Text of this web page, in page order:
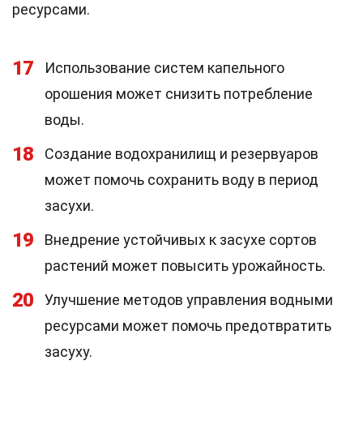
ресурсами.
17
Использование систем капельного
орошения может снизить потребление
воды.
18
Создание водохранилищ и резервуаров
может помочь сохранить воду в период
засухи.
19
Внедрение устойчивых к засухе сортов
растений может повысить урожайность.
20
Улучшение методов управления водными
ресурсами может помочь предотвратить
засуху.